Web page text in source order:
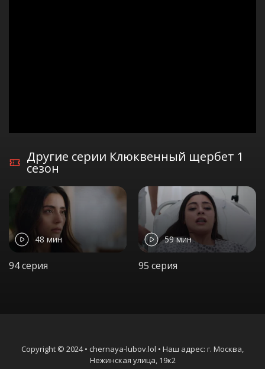
Другие серии Клюквенный щербет 1
сезон
48 мин
94 серия
59 мин
95 серия
Copyright © 2024 • chernaya-lubov.lol • Наш адрес: г. Москва,
Нежинская улица, 19к2